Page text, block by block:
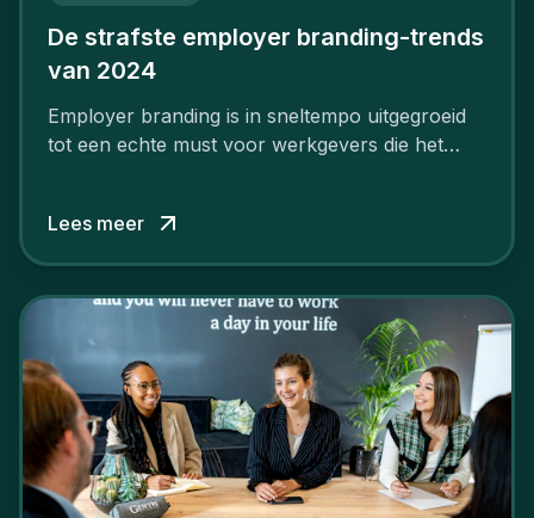
De strafste employer branding-trends
van 2024
Employer branding is in sneltempo uitgegroeid
tot een echte must voor werkgevers die het
Lees meer